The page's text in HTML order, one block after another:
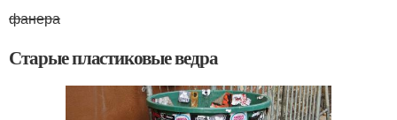
фанера
Старые пластиковые ведра